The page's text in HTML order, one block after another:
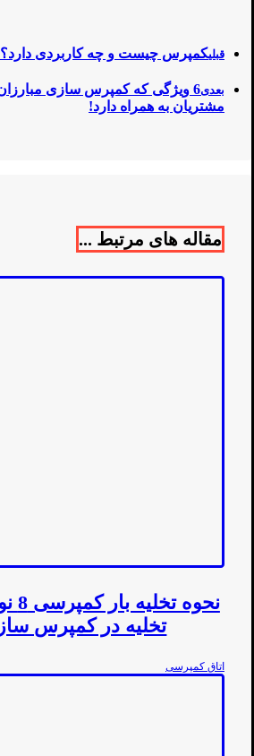
قبلیکمپرس چیست و چه کاربردی دارد؟
بعدی
6 ویژگی که کمپرس سازی
مشتریان به همراه دارد!
مقاله های مرتبط ...
تخلیه در کمپرس
اتاق کمپرسی